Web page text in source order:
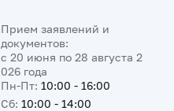
Прием заявлений и
документов:
с 20 июня по 28 августа 2
026 года
Пн-Пт: 10:00 - 16:00
Сб: 10:00 - 14:00